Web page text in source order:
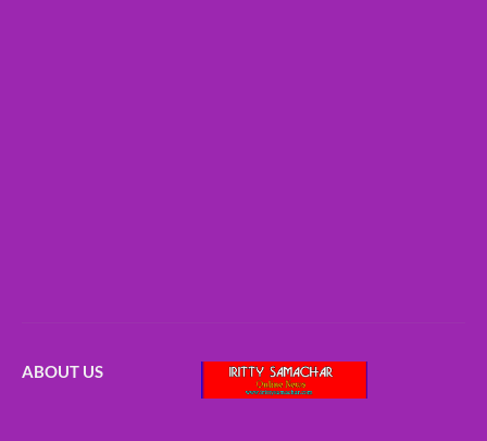
ABOUT US